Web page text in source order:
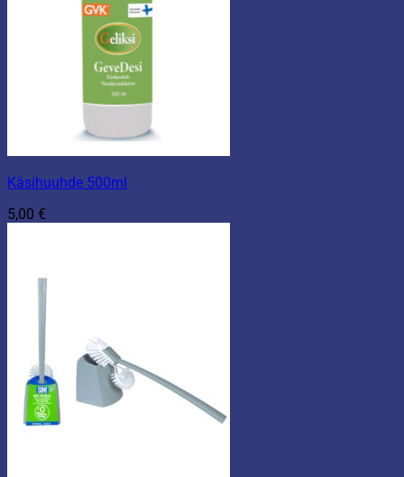
Käsihuuhde 500ml
5,00 €